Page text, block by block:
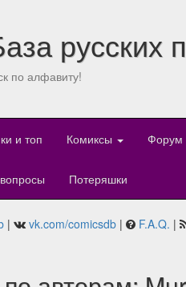
русских
по алфавиту!
и топ Комиксы Форум
Потеряшки
| vk.com/comicsdb | F.A.Q. |